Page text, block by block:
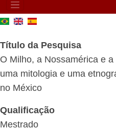
MAIN
NAVIGATION
Título da Pesquisa
O Milho, a Nossamérica e
uma mitologia e uma
no México
Qualificação
Mestrado